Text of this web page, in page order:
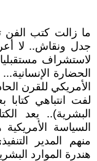
ما زالت كتب الفن
جدل ونقاش.. لا
لاستشراف
الحضارة
الأمريكي للقرن
لفت انتباهي كتابا
البشرية).. يعد
السياسة
منهم المدير
هندرة الموارد